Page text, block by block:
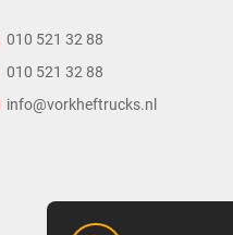
010 521 32 88
010 521 32 88
info@vorkheftrucks.nl